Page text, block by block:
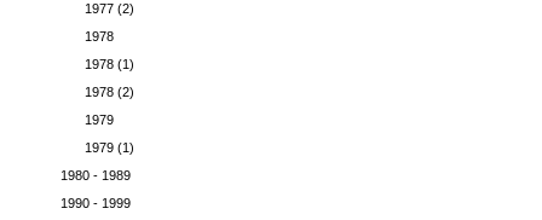
1977 (2)
1978
1978 (1)
1978 (2)
1979
1979 (1)
1980 - 1989
1990 - 1999